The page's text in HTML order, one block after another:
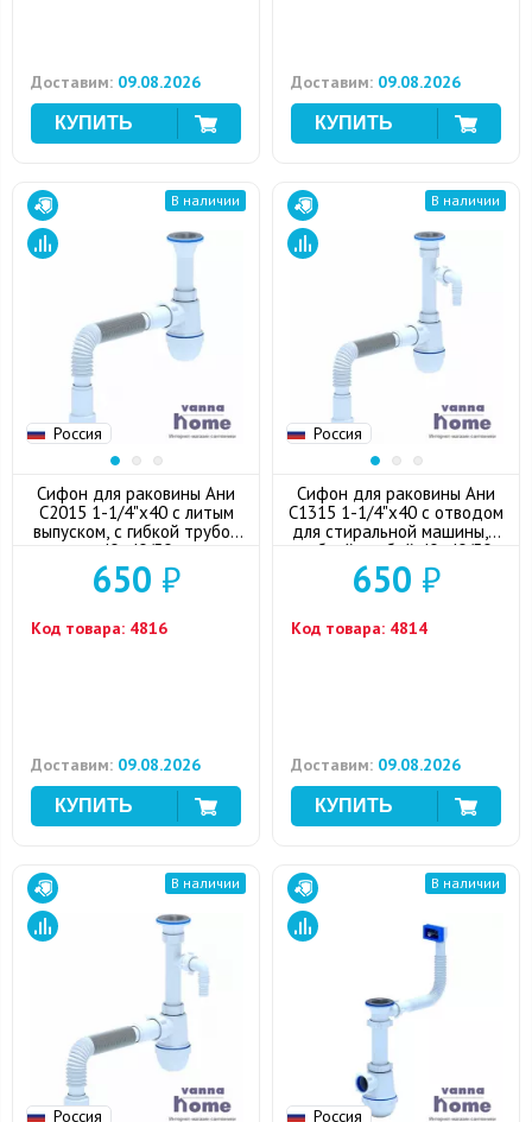
Доставим: 09.08.2026 Доставим: 09.08.2026
Россия
В наличии
Сифон для раковины Ани
C2015 1-1/4"x40 с литым
выпуском, с гибкой трубой
40x40/50
650 ₽
Код товара: 4816
Доставим: 09.08.2026
Россия
В наличии
Сифон для раковины Ани
С1315 1-1/4"x40 с отводом
для стиральной машины, с
гибкой трубой 40x40/50
650 ₽
Код товара: 4814
Доставим: 09.08.2026
Россия
В наличии
Россия
В наличии